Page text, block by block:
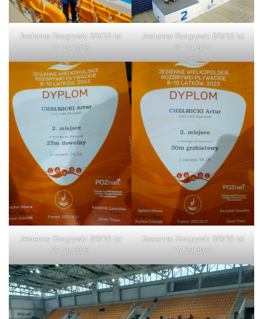
Jesienne Rozgrywki 8/9/10 lat
27.10.2023
Jesienne Rozgrywki 8/9/10 lat
27.10.2023
Jesienne Rozgrywki 8/9/10 lat
27.10.2023
Jesienne Rozgrywki 8/9/10 lat
27.10.2023